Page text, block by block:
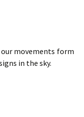
movements form
in the sky.